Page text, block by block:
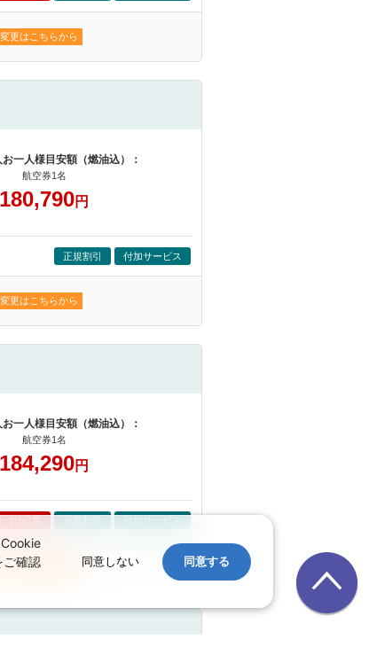
更はこちらから
一人様目安額（燃油込）：
航空券1名
180,790円
正規割引 付加サービス
更はこちらから
一人様目安額（燃油込）：
航空券1名
184,290円
ずか1席 付加サービス
更はこちらから
ご確認
同意しない 同意する